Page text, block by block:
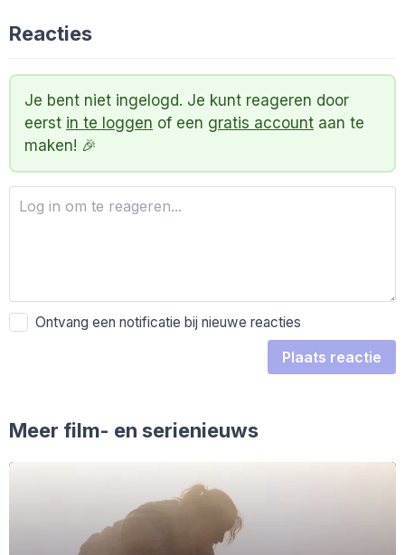
Reacties
Je bent niet ingelogd. Je kunt reageren door
eerst in te loggen of een gratis account aan te
maken! 🎉
Ontvang een notificatie bij nieuwe reacties
Plaats reactie
Meer film- en serienieuws